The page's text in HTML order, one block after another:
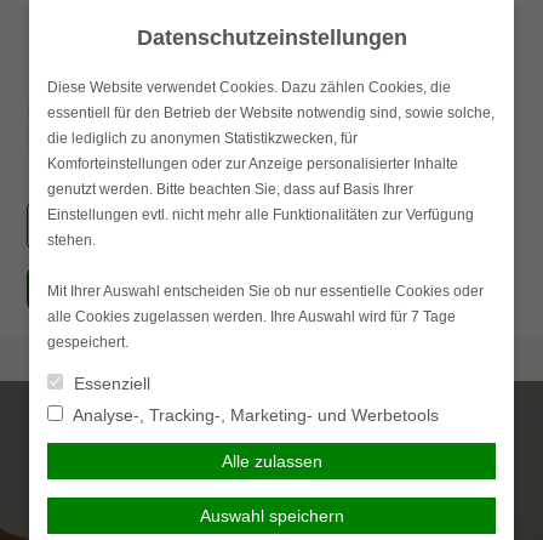
content
Suchen
nach:
simplr-Login
Datenschutzeinstellungen
Diese Website verwendet Cookies. Dazu zählen Cookies, die
essentiell für den Betrieb der Website notwendig sind, sowie solche,
die lediglich zu anonymen Statistikzwecken, für
Komforteinstellungen oder zur Anzeige personalisierter Inhalte
genutzt werden. Bitte beachten Sie, dass auf Basis Ihrer
Einstellungen evtl. nicht mehr alle Funktionalitäten zur Verfügung
stehen.
Mit Ihrer Auswahl entscheiden Sie ob nur essentielle Cookies oder
alle Cookies zugelassen werden. Ihre Auswahl wird für 7 Tage
gespeichert.
Essenziell
Analyse-, Tracking-, Marketing- und Werbetools
Alle zulassen
Auswahl speichern